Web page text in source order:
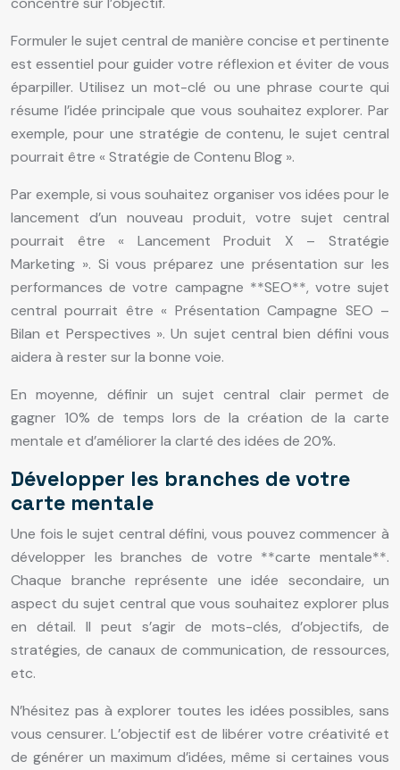
Formuler le sujet central de manière concise et pertinente
est essentiel pour guider votre réflexion et éviter de vous
éparpiller. Utilisez un mot-clé ou une phrase courte qui
résume l’idée principale que vous souhaitez explorer. Par
exemple, pour une stratégie de contenu, le sujet central
pourrait être « Stratégie de Contenu Blog ».
Par exemple, si vous souhaitez organiser vos idées pour le
lancement d’un nouveau produit, votre sujet central
pourrait être « Lancement Produit X – Stratégie
Marketing ». Si vous préparez une présentation sur les
performances de votre campagne **SEO**, votre sujet
central pourrait être « Présentation Campagne SEO –
Bilan et Perspectives ». Un sujet central bien défini vous
aidera à rester sur la bonne voie.
En moyenne, définir un sujet central clair permet de
gagner 10% de temps lors de la création de la carte
mentale et d’améliorer la clarté des idées de 20%.
Développer les branches de votre
carte mentale
Une fois le sujet central défini, vous pouvez commencer à
développer les branches de votre **carte mentale**.
Chaque branche représente une idée secondaire, un
aspect du sujet central que vous souhaitez explorer plus
en détail. Il peut s’agir de mots-clés, d’objectifs, de
stratégies, de canaux de communication, de ressources,
etc.
N’hésitez pas à explorer toutes les idées possibles, sans
vous censurer. L’objectif est de libérer votre créativité et
de générer un maximum d’idées, même si certaines vous